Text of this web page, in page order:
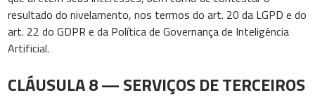
resultado do nivelamento, nos termos do art. 20 da LGPD e do
art. 22 do GDPR e da Política de Governança de Inteligência
Artificial.
CLÁUSULA 8 — SERVIÇOS DE TERCEIROS